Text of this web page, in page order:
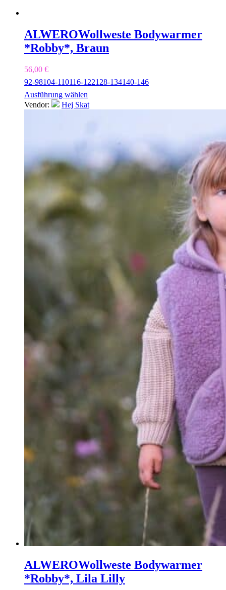
ALWEROWollweste Bodywarmer
*Robby*, Braun
56,00 €
92-98104-110116-122128-134140-146
Ausführung wählen
Vendor:
Hej Skat
ALWEROWollweste Bodywarmer
*Robby*, Lila Lilly